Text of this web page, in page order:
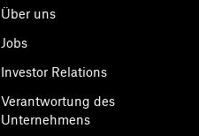
Über uns
Jobs
Investor Relations
Verantwortung des
Unternehmens